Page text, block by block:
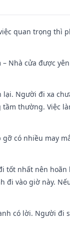
quan trọng thì
Nhà cửa được
Người đi xa
thường. Việc
có nhiều may
tốt nhất nên hoãn
đi vào giờ này.
có lời. Người đi